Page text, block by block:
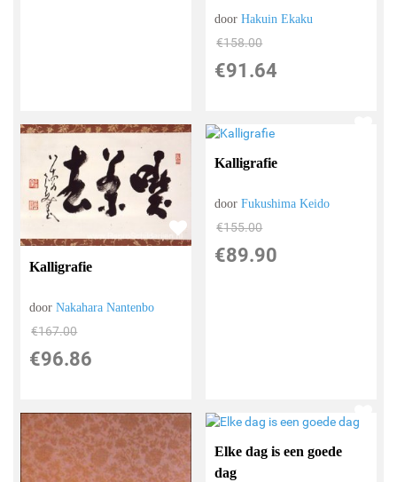
doorHakuin Ekaku
€158.00
€91.64
Kalligrafie
doorNakahara Nantenbo
€167.00
€96.86
Kalligrafie
doorFukushima Keido
€155.00
€89.90
Elke dag is een goede
dag